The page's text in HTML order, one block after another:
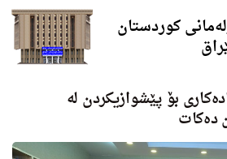
کوردستان
بۆ پێشوازیكردن لە
ده‌كات